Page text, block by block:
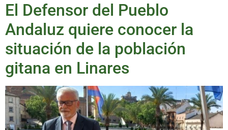
El Defensor del Pueblo
Andaluz quiere conocer la
situación de la población
gitana en Linares